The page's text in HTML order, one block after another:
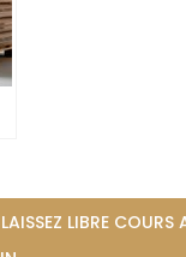
LIBRE